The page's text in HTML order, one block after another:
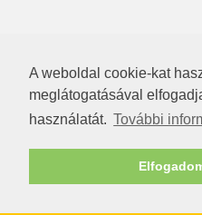
A weboldal cookie-kat
meglátogatásával
használatát. További